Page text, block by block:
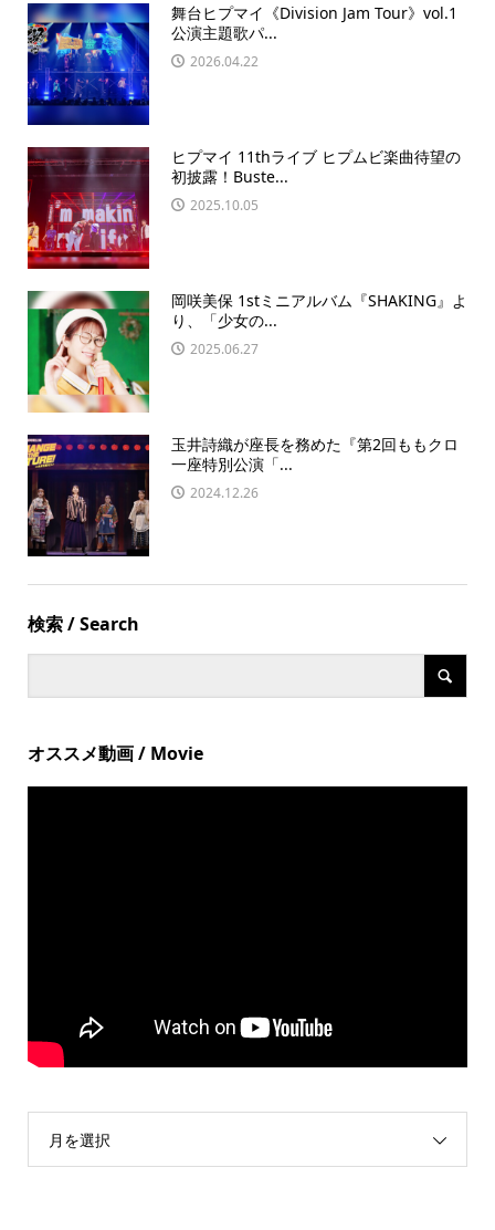
舞台ヒプマイ《Division Jam Tour》vol.1
公演主題歌パ...
2026.04.22
ヒプマイ 11thライブ ヒプムビ楽曲待望の
初披露！Buste...
2025.10.05
岡咲美保 1stミニアルバム『SHAKING』よ
り、「少女の...
2025.06.27
玉井詩織が座長を務めた『第2回ももクロ
一座特別公演「...
2024.12.26
検索 / Search
オススメ動画 / Movie
月を選択